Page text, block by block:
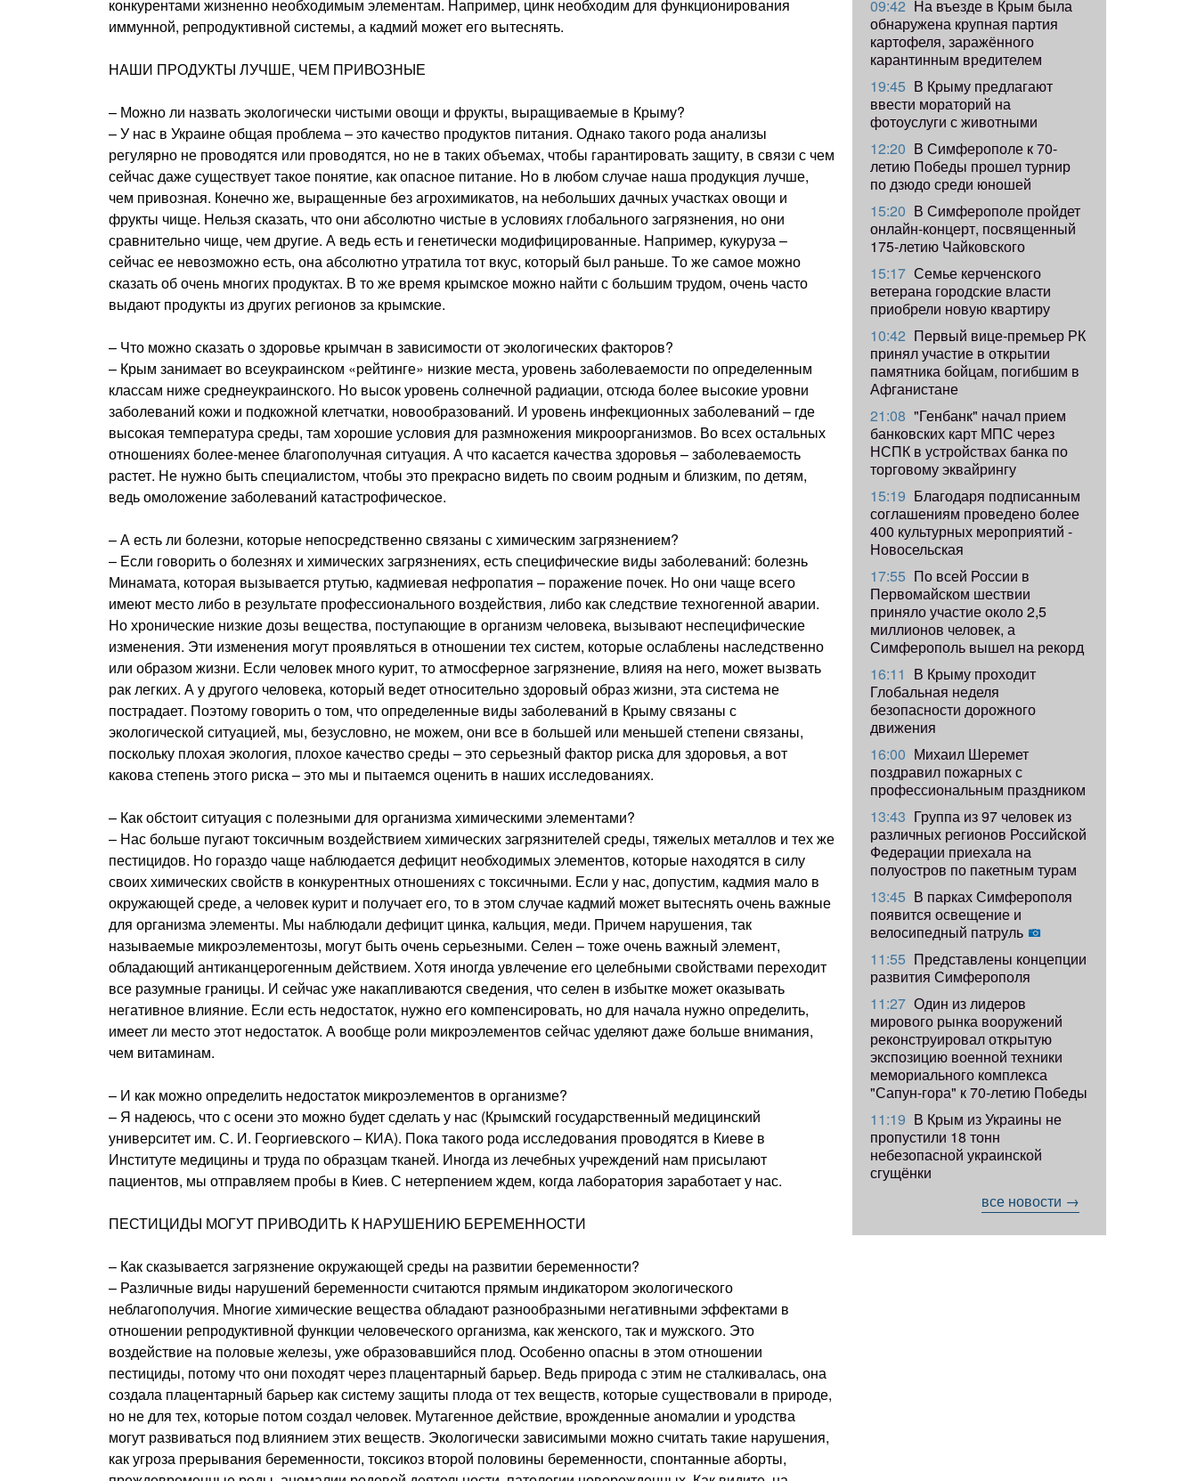
конкурентами жизненно необходимым элементам. Например, цинк необходим для функционирования
иммунной, репродуктивной системы, а кадмий может его вытеснять.
НАШИ ПРОДУКТЫ ЛУЧШЕ, ЧЕМ ПРИВОЗНЫЕ
– Можно ли назвать экологически чистыми овощи и фрукты, выращиваемые в Крыму?
– У нас в Украине общая проблема – это качество продуктов питания. Однако такого рода анализы
регулярно не проводятся или проводятся, но не в таких объемах, чтобы гарантировать защиту, в связи с чем
сейчас даже существует такое понятие, как опасное питание. Но в любом случае наша продукция лучше,
чем привозная. Конечно же, выращенные без агрохимикатов, на небольших дачных участках овощи и
фрукты чище. Нельзя сказать, что они абсолютно чистые в условиях глобального загрязнения, но они
сравнительно чище, чем другие. А ведь есть и генетически модифицированные. Например, кукуруза –
сейчас ее невозможно есть, она абсолютно утратила тот вкус, который был раньше. То же самое можно
сказать об очень многих продуктах. В то же время крымское можно найти с большим трудом, очень часто
выдают продукты из других регионов за крымские.
– Что можно сказать о здоровье крымчан в зависимости от экологических факторов?
– Крым занимает во всеукраинском «рейтинге» низкие места, уровень заболеваемости по определенным
классам ниже среднеукраинского. Но высок уровень солнечной радиации, отсюда более высокие уровни
заболеваний кожи и подкожной клетчатки, новообразований. И уровень инфекционных заболеваний – где
высокая температура среды, там хорошие условия для размножения микроорганизмов. Во всех остальных
отношениях более-менее благополучная ситуация. А что касается качества здоровья – заболеваемость
растет. Не нужно быть специалистом, чтобы это прекрасно видеть по своим родным и близким, по детям,
ведь омоложение заболеваний катастрофическое.
– А есть ли болезни, которые непосредственно связаны с химическим загрязнением?
– Если говорить о болезнях и химических загрязнениях, есть специфические виды заболеваний: болезнь
Минамата, которая вызывается ртутью, кадмиевая нефропатия – поражение почек. Но они чаще всего
имеют место либо в результате профессионального воздействия, либо как следствие техногенной аварии.
Но хронические низкие дозы вещества, поступающие в организм человека, вызывают неспецифические
изменения. Эти изменения могут проявляться в отношении тех систем, которые ослаблены наследственно
или образом жизни. Если человек много курит, то атмосферное загрязнение, влияя на него, может вызвать
рак легких. А у другого человека, который ведет относительно здоровый образ жизни, эта система не
пострадает. Поэтому говорить о том, что определенные виды заболеваний в Крыму связаны с
экологической ситуацией, мы, безусловно, не можем, они все в большей или меньшей степени связаны,
поскольку плохая экология, плохое качество среды – это серьезный фактор риска для здоровья, а вот
какова степень этого риска – это мы и пытаемся оценить в наших исследованиях.
– Как обстоит ситуация с полезными для организма химическими элементами?
– Нас больше пугают токсичным воздействием химических загрязнителей среды, тяжелых металлов и тех же
пестицидов. Но гораздо чаще наблюдается дефицит необходимых элементов, которые находятся в силу
своих химических свойств в конкурентных отношениях с токсичными. Если у нас, допустим, кадмия мало в
окружающей среде, а человек курит и получает его, то в этом случае кадмий может вытеснять очень важные
для организма элементы. Мы наблюдали дефицит цинка, кальция, меди. Причем нарушения, так
называемые микроэлементозы, могут быть очень серьезными. Селен – тоже очень важный элемент,
обладающий антиканцерогенным действием. Хотя иногда увлечение его целебными свойствами переходит
все разумные границы. И сейчас уже накапливаются сведения, что селен в избытке может оказывать
негативное влияние. Если есть недостаток, нужно его компенсировать, но для начала нужно определить,
имеет ли место этот недостаток. А вообще роли микроэлементов сейчас уделяют даже больше внимания,
чем витаминам.
– И как можно определить недостаток микроэлементов в организме?
– Я надеюсь, что с осени это можно будет сделать у нас (Крымский государственный медицинский
университет им. С. И. Георгиевского – КИА). Пока такого рода исследования проводятся в Киеве в
Институте медицины и труда по образцам тканей. Иногда из лечебных учреждений нам присылают
пациентов, мы отправляем пробы в Киев. С нетерпением ждем, когда лаборатория заработает у нас.
ПЕСТИЦИДЫ МОГУТ ПРИВОДИТЬ К НАРУШЕНИЮ БЕРЕМЕННОСТИ
– Как сказывается загрязнение окружающей среды на развитии беременности?
– Различные виды нарушений беременности считаются прямым индикатором экологического
неблагополучия. Многие химические вещества обладают разнообразными негативными эффектами в
отношении репродуктивной функции человеческого организма, как женского, так и мужского. Это
воздействие на половые железы, уже образовавшийся плод. Особенно опасны в этом отношении
пестициды, потому что они походят через плацентарный барьер. Ведь природа с этим не сталкивалась, она
создала плацентарный барьер как систему защиты плода от тех веществ, которые существовали в природе,
но не для тех, которые потом создал человек. Мутагенное действие, врожденные аномалии и уродства
могут развиваться под влиянием этих веществ. Экологически зависимыми можно считать такие нарушения,
как угроза прерывания беременности, токсикоз второй половины беременности, спонтанные аборты,
09:42 ​На въезде в Крым была
обнаружена крупная партия
картофеля, заражённого
карантинным вредителем
19:45 В Крыму предлагают
ввести мораторий на
фотоуслуги с животными
12:20 В Симферополе к 70-
летию Победы прошел турнир
по дзюдо среди юношей
15:20 В Симферополе пройдет
онлайн-концерт, посвященный
175-летию Чайковского
15:17 Семье керченского
ветерана городские власти
приобрели новую квартиру
10:42 Первый вице-премьер РК
принял участие в открытии
памятника бойцам, погибшим в
Афганистане
21:08 "Генбанк" начал прием
банковских карт МПС через
НСПК в устройствах банка по
торговому эквайрингу
15:19 Благодаря подписанным
соглашениям проведено более
400 культурных мероприятий -
Новосельская
17:55 ​По всей России в
Первомайском шествии
приняло участие около 2,5
миллионов человек, а
Симферополь вышел на рекорд
16:11 В Крыму проходит
Глобальная неделя
безопасности дорожного
движения
16:00 Михаил Шеремет
поздравил пожарных с
профессиональным праздником
13:43 Группа из 97 человек из
различных регионов Российской
Федерации приехала на
полуостров по пакетным турам
13:45 В парках Симферополя
появится освещение и
велосипедный патруль
11:55 Представлены концепции
развития Симферополя
11:27 Один из лидеров
мирового рынка вооружений
реконструировал открытую
экспозицию военной техники
мемориального комплекса
"Сапун-гора" к 70-летию Победы
11:19 ​В Крым из Украины не
пропустили 18 тонн
небезопасной украинской
сгущёнки
все новости →